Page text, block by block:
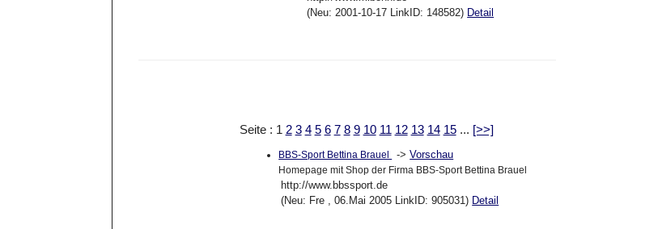
(Neu: 2001-10-17 LinkID: 148582) Detail
Seite : 1 2 3 4 5 6 7 8 9 10 11 12 13 14 15... [>>]
BBS-Sport Bettina Brauel ->Vorschau
Homepage mit Shop der Firma BBS-Sport Bettina Brauel
http://www.bbssport.de
(Neu: Fre , 06.Mai 2005 LinkID: 905031) Detail